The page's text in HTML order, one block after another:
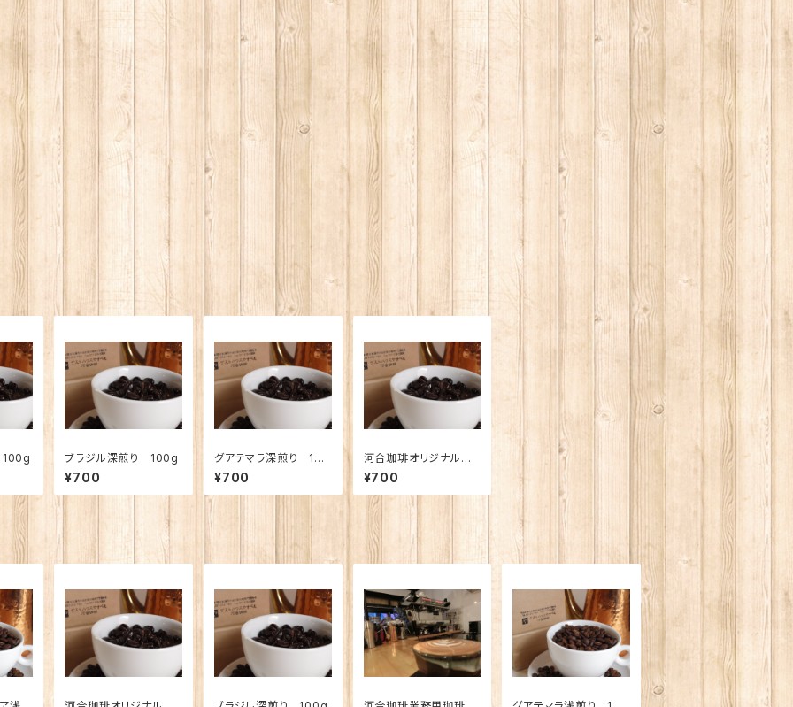
100g ブラジル深煎り 100g
¥700
グアテマラ深煎り 100
g
¥700
河合珈琲オリジナルブ
レンド 〜大地〜 10
0g
¥700